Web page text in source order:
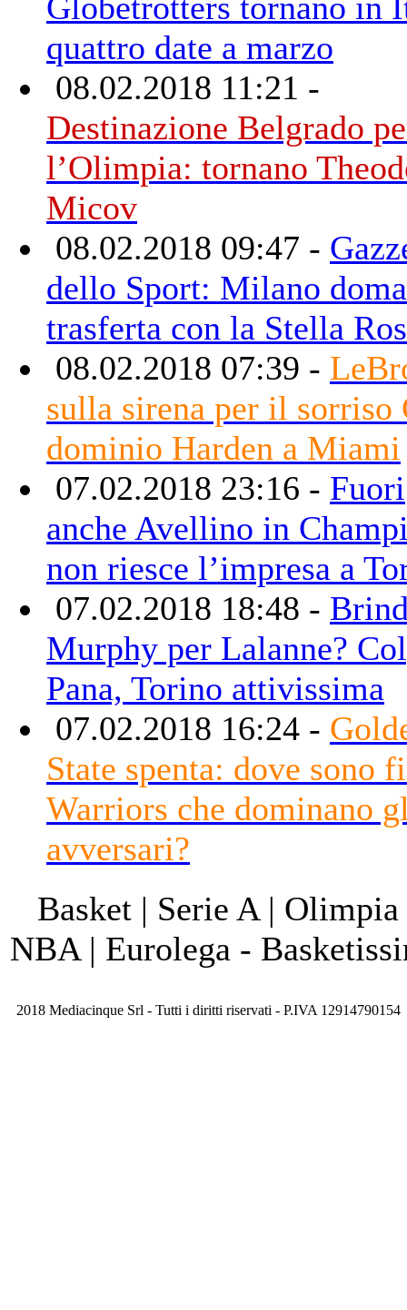
quattro date a marzo
08.02.2018 11:21 -
Destinazione Belgrado
l’Olimpia: tornano
Micov
08.02.2018 09:47 -
dello Sport: Milano
trasferta con la Stella
08.02.2018 07:39 -
sulla sirena per il sorriso
dominio Harden a Miami
07.02.2018 23:16 - Fuori
anche Avellino in
non riesce l’impresa a
07.02.2018 18:48 -
Murphy per Lalanne?
Pana, Torino attivissima
07.02.2018 16:24 -
State spenta: dove sono
Warriors che dominano
avversari?
Basket | Serie A |
NBA | Eurolega -
2018 Mediacinque Srl - Tutti i diritti riservati - P.IVA 12914790154